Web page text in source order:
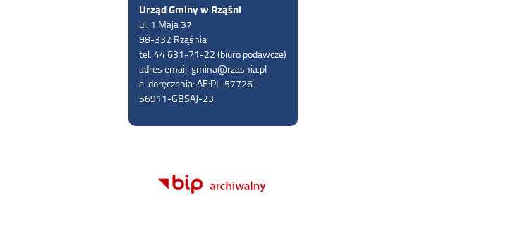
Urząd Gminy w Rząśni
ul. 1 Maja 37
98-332 Rząśnia
tel. 44 631-71-22 (biuro podawcze)
adres email: gmina@rzasnia.pl
e-doręczenia: AE:PL-57726-
56911-GBSAJ-23